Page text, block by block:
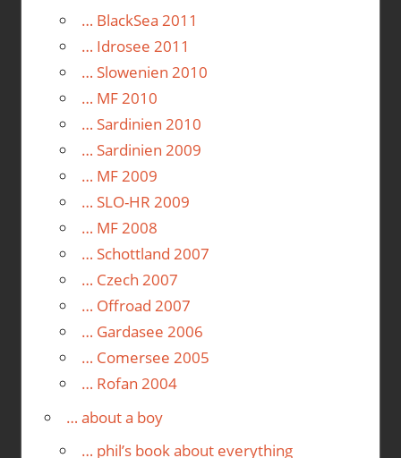
… BlackSea 2011
… Idrosee 2011
… Slowenien 2010
… MF 2010
… Sardinien 2010
… Sardinien 2009
… MF 2009
… SLO-HR 2009
… MF 2008
… Schottland 2007
… Czech 2007
… Offroad 2007
… Gardasee 2006
… Comersee 2005
… Rofan 2004
… about a boy
… phil’s book about everything